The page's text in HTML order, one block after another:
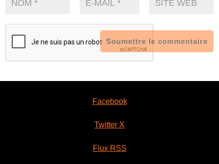
Soumettre le commentaire
Facebook
Twitter X
Flux RSS